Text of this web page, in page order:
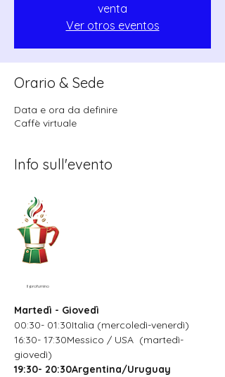
venta
Ver otros eventos
Orario & Sede
Data e ora da definire
Caffè virtuale
Info sull'evento
Il profumino
Martedì - Giovedì
00:30- 01:30Italia (mercoledì-venerdì)
16:30- 17:30Messico / USA  (martedì-
giovedì)
19:30- 20:30Argentina/Uruguay